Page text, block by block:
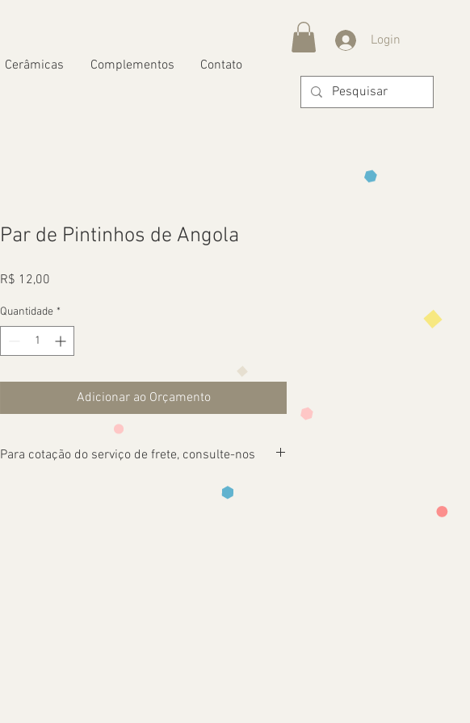
Cerâmicas Complementos Contato
Login
Par de Pintinhos de Angola
R$ 12,00
Quantidade *
Adicionar ao Orçamento
Para cotação do serviço de frete, consulte-nos